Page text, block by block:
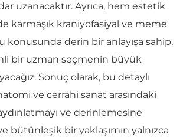
uzanacaktır. Ayrıca, hem estetik
karmaşık kraniyofasiyal ve meme
konusunda derin bir anlayışa sahip,
bir uzman seçmenin büyük
Sonuç olarak, bu detaylı
ve cerrahi sanat arasındaki
ve derinlemesine
bütünleşik bir yaklaşımın yalnızca